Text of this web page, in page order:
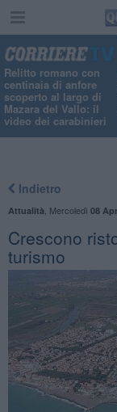
Relitto romano con
centinaia di anfore
scoperto al largo di
Mazara del Vallo: il
video dei carabinieri
Indietro
Attualità Mercoledì 08
Crescono
turismo